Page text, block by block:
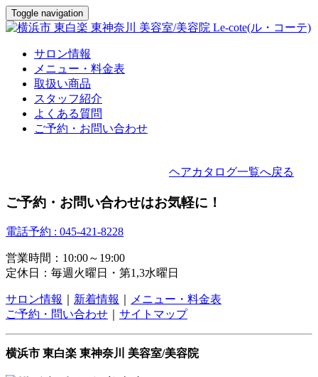
Toggle navigation
サロン情報
メニュー・料金表
取扱い商品
スタッフ紹介
よくある質問
ご予約・お問い合わせ
ヘアカタログ一覧へ戻る
ご予約・お問い合わせはお気軽に！
電話予約 : 045-421-8228
営業時間：10:00～19:00
定休日：毎週火曜日・第1,3水曜日
サロン情報 新着情報
メニュー・料金表
ご予約・問い合わせ
サイトマップ
横浜市 東白楽 東神奈川 美容室/美容院